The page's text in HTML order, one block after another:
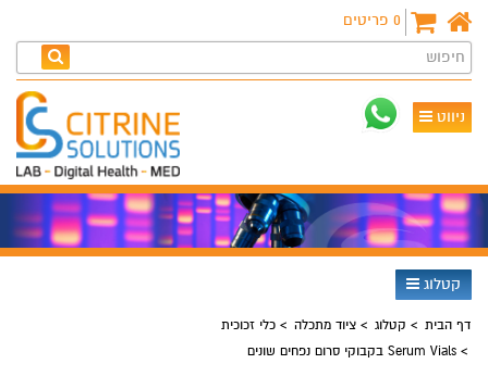
0 פריטים
חיפוש
ניווט
קטלוג
דף הבית קטלוג ציוד מתכלה
כלי זכוכית
Serum Vials בקבוקי סרום נפחים שונים